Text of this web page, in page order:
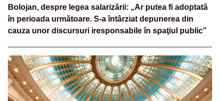
Bolojan, despre legea salarizării: „Ar putea fi adoptată
în perioada următoare. S-a întârziat depunerea din
cauza unor discursuri iresponsabile în spaţiul public”